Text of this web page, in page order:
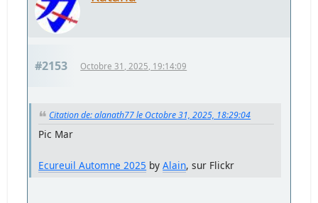
#2153 Octobre 31, 2025, 19:14:09
Citation de: alanath77 le Octobre 31, 2025, 18:29:04
Pic Mar
Ecureuil Automne 2025 byAlain, sur Flickr